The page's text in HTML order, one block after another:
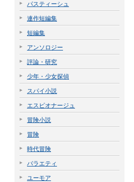
パスティーシュ
連作短編集
短編集
アンソロジー
評論・研究
少年・少女探偵
スパイ小説
エスピオナージュ
冒険小説
冒険
時代冒険
バラエティ
ユーモア